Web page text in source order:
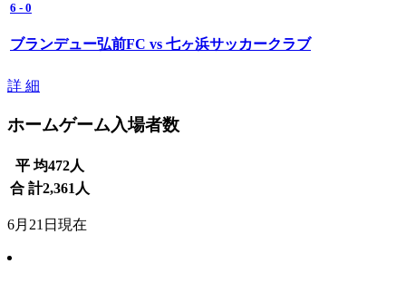
6 - 0
ブランデュー弘前FC vs 七ヶ浜サッカークラブ
詳 細
ホームゲーム入場者数
平 均472人
合 計2,361 人
6月21日現在